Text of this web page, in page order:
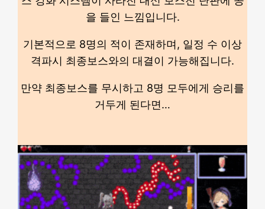
을 들인 느낌입니다.
기본적으로 8명의 적이 존재하며, 일정 수 이상
격파시 최종보스와의 대결이 가능해집니다.
만약 최종보스를 무시하고 8명 모두에게 승리를
거두게 된다면…